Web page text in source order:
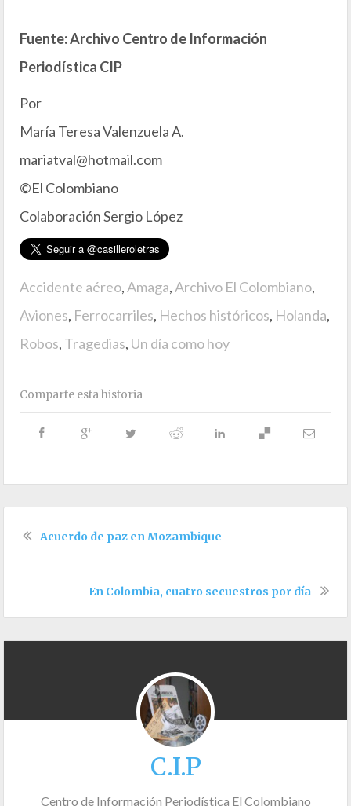
Fuente: Archivo Centro de Información
Periodística CIP
Por
María Teresa Valenzuela A.
mariatval@hotmail.com
©El Colombiano
Colaboración Sergio López
Accidente aéreo,Amaga,Archivo El Colombiano,
Aviones, Ferrocarriles, Hechos históricos, Holanda,
Robos, Tragedias, Un día como hoy
Comparte esta historia
Acuerdo de paz en Mozambique
En Colombia, cuatro secuestros por día
C.I.P
Centro de Información Periodística El Colombiano